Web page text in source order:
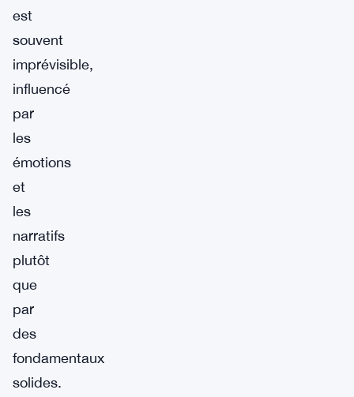
est
souvent
imprévisible,
influencé
par
les
émotions
et
les
narratifs
plutôt
que
par
des
fondamentaux
solides.